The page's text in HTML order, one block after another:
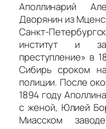
Аполлинарий
Дворянин из
Санкт-
институт и за
преступление» в
Сибирь сроком
полиции. После
1894 году
с женой, Юлией
Миасском